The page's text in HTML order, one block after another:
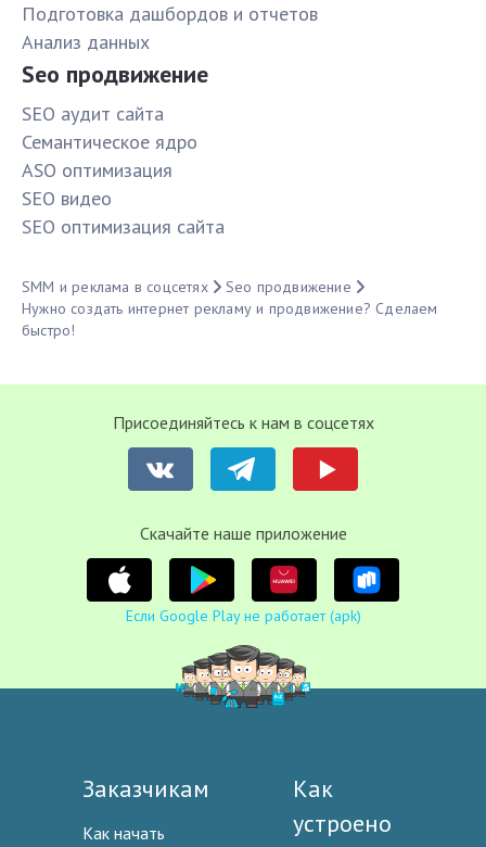
Подготовка дашбордов и отчетов
Анализ данных
Seo продвижение
SЕО аудит сайта
Семантическое ядро
ASO оптимизация
SЕО видео
SЕО оптимизация сайта
SMM и реклама в соцсетях
Seo продвижение
Нужно создать интернет рекламу и продвижение? Сделаем
быстро!
Присоединяйтесь к нам в соцсетях
Cкачайте наше приложение
Если Google Play не работает (apk)
Заказчикам
Как начать
Как
устроено